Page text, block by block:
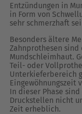
Entzündungen in
in Form von
sehr schmerzhaft
Besonders ältere
Zahnprothesen
Mundschleimhaut.
Teil- oder
Unterkieferbereich
Eingewöhnungszeit
In dieser Phase
Druckstellen nicht
Zeit erheblich.